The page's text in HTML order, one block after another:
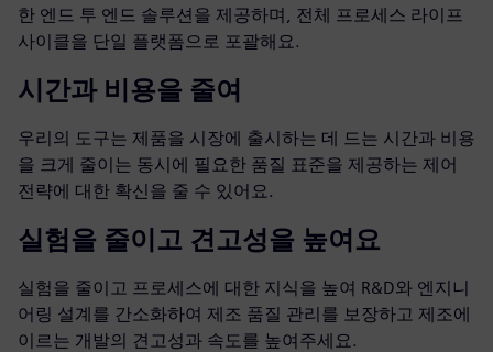
한 엔드 투 엔드 솔루션을 제공하며, 전체 프로세스 라이프
사이클을 단일 플랫폼으로 포괄해요.
시간과 비용을 줄여
우리의 도구는 제품을 시장에 출시하는 데 드는 시간과 비용
을 크게 줄이는 동시에 필요한 품질 표준을 제공하는 제어
전략에 대한 확신을 줄 수 있어요.
실험을 줄이고 견고성을 높여요
실험을 줄이고 프로세스에 대한 지식을 높여 R&D와 엔지니
어링 설계를 간소화하여 제조 품질 관리를 보장하고 제조에
이르는 개발의 견고성과 속도를 높여주세요.